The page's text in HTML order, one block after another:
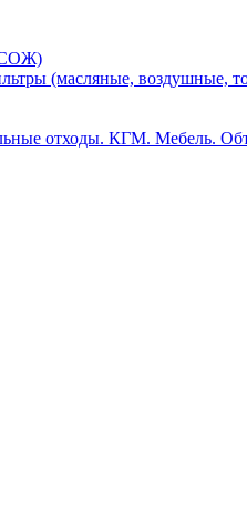
(масляные, воздушные,
отходы. КГМ. Мебель.